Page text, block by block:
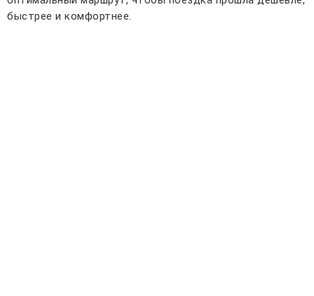
быстрее и комфортнее.